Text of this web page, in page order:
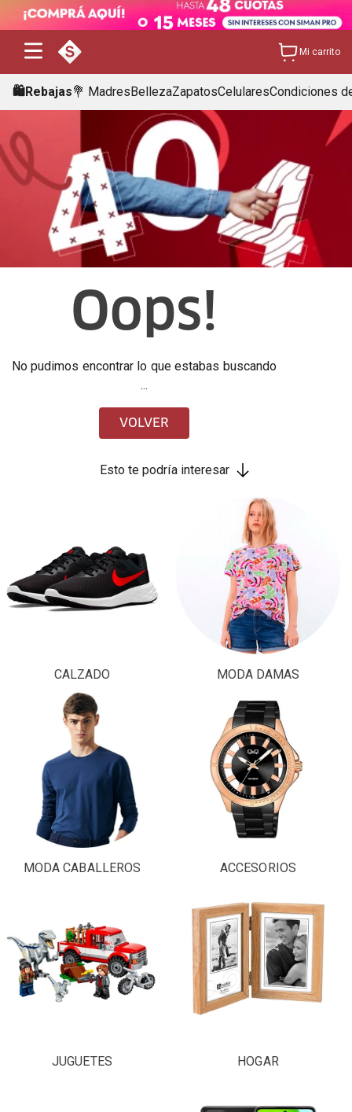
Mi carrito
🛍️Rebajas💐 MadresBellezaZapatosCelularesCondiciones
Oops!
No pudimos encontrar lo que estabas buscando
...
VOLVER
Esto te podría interesar
CALZADO MODA DAMAS
MODA CABALLEROS ACCESORIOS
JUGUETES HOGAR